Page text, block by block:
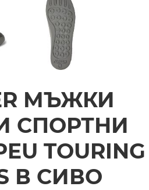
МЪЖКИ
СПОРТНИ
TOURING
В СИВО